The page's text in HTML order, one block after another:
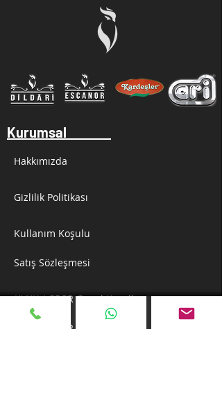
Kurumsal
Hakkımızda
Gizlilik Politikası
Kullanım Koşulu
Satış Sözleşmesi
KVKK / GDPR Genel Kuralları
KVKK / GDPR Bilgileri